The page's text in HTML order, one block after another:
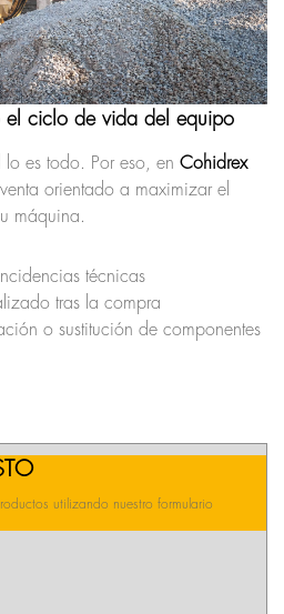
el ciclo de vida del equipo
es todo. Por eso, en Cohidrex
orientado a maximizar el
máquina.
técnicas
tras la compra
o sustitución de componentes
utilizando nuestro formulario